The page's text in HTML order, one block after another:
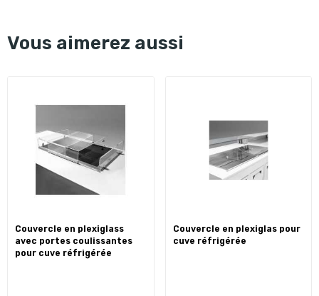
Vous aimerez aussi
couvercle en plexiglass
avec portes coulissantes
pour cuve réfrigérée
couvercle en plexiglas pour
cuve réfrigérée